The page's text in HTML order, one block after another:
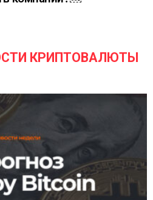
КРИПТОВАЛЮТЫ